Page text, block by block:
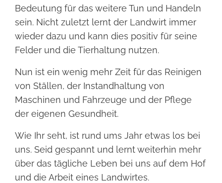
Bedeutung für das weitere Tun und Handeln
sein. Nicht zuletzt lernt der Landwirt immer
wieder dazu und kann dies positiv für seine
Felder und die Tierhaltung nutzen.
Nun ist ein wenig mehr Zeit für das Reinigen
von Ställen, der Instandhaltung von
Maschinen und Fahrzeuge und der Pflege
der eigenen Gesundheit.
Wie Ihr seht, ist rund ums Jahr etwas los bei
uns. Seid gespannt und lernt weiterhin mehr
über das tägliche Leben bei uns auf dem Hof
und die Arbeit eines Landwirtes.